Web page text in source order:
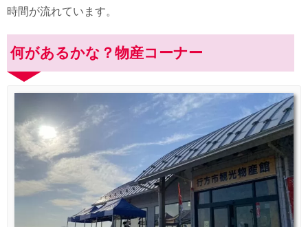
時間が流れています。
何があるかな？物産コーナー